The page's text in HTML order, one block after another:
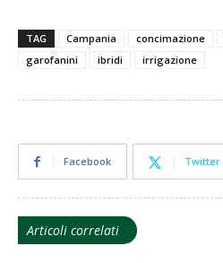
TAG Campania concimazione
garofanini
ibridi irrigazione
Facebook Twitter
Articoli correlati